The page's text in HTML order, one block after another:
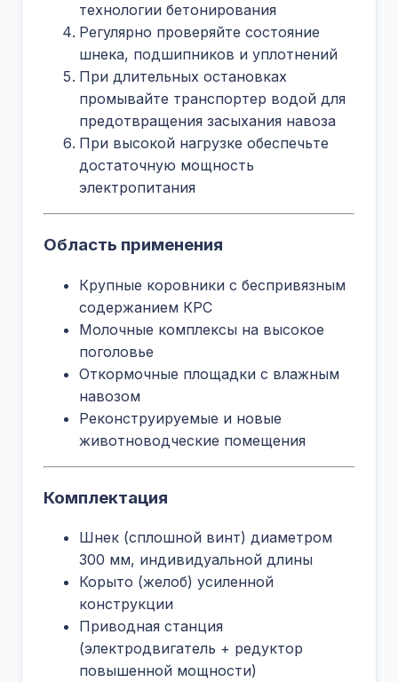
технологии бетонирования
Регулярно проверяйте состояние
шнека, подшипников и уплотнений
При длительных остановках
промывайте транспортер водой для
предотвращения засыхания навоза
При высокой нагрузке обеспечьте
достаточную мощность
электропитания
Область применения
Крупные коровники с беспривязным
содержанием КРС
Молочные комплексы на высокое
поголовье
Откормочные площадки с влажным
навозом
Реконструируемые и новые
животноводческие помещения
Комплектация
Шнек (сплошной винт) диаметром
300 мм, индивидуальной длины
Корыто (желоб) усиленной
конструкции
Приводная станция
(электродвигатель + редуктор
повышенной мощности)